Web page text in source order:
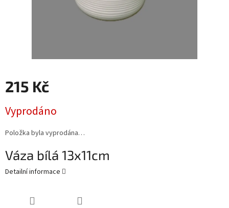
215 Kč
cena:
Vyprodáno
Položka byla vyprodána…
Váza bílá 13x11cm
Detailní informace